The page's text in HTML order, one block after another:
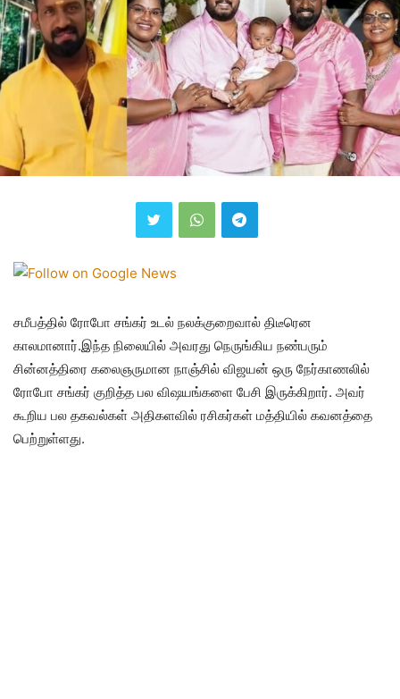
சமீபத்தில் ரோபோ சங்கர் உடல் நலக்குறைவால் திடீரென
காலமானார்.இந்த நிலையில் அவரது நெருங்கிய நண்பரும்
சின்னத்திரை கலைஞருமான நாஞ்சில் விஜயன் ஒரு நேர்காணலில்
ரோபோ சங்கர் குறித்த பல விஷயங்களை பேசி இருக்கிறார். அவர்
கூறிய பல தகவல்கள் அதிகளவில் ரசிகர்கள் மத்தியில் கவனத்தை
பெற்றுள்ளது.